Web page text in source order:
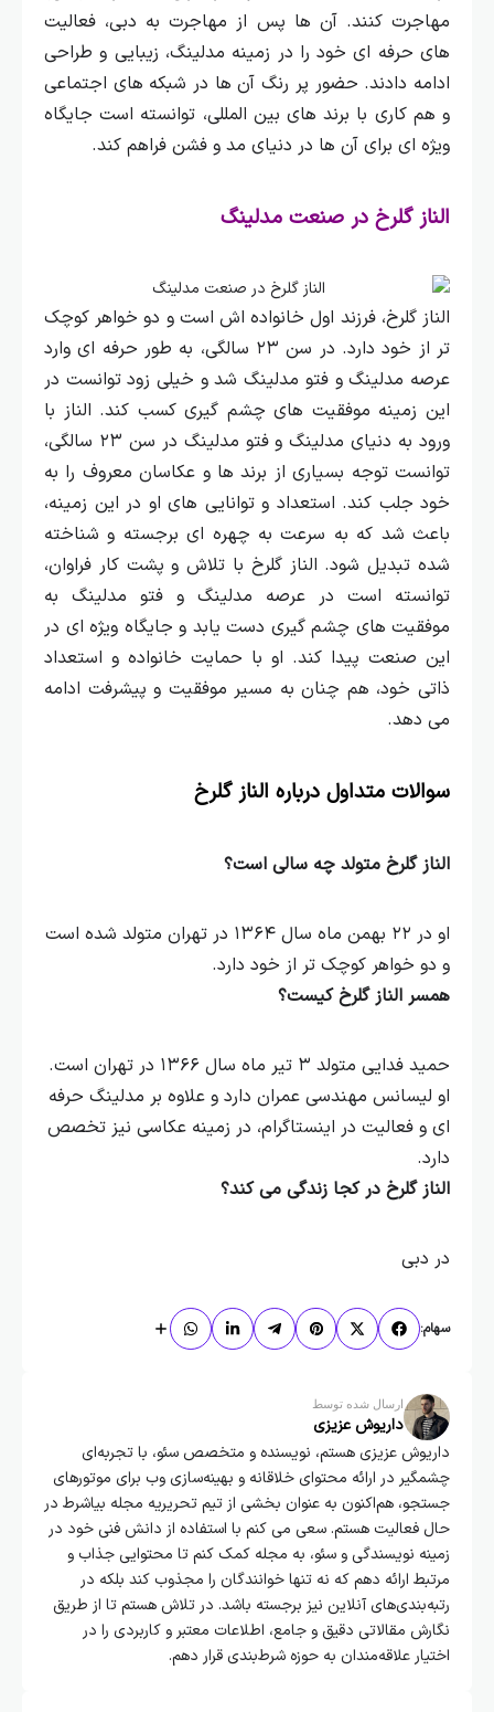
مهاجرت کنند.آن‌ ها پس از مهاجرت به دبی، فعالیت‌
های حرفه‌ ای خود را در زمینه مدلینگ، زیبایی و طراحی
ادامه دادند. حضور پر رنگ آن‌ ها در شبکه‌ های اجتماعی
و هم کاری با برند های بین‌ المللی، توانسته است جایگاه
ویژه‌ ای برای آن‌ ها در دنیای مد و فشن فراهم کند.
الناز گلرخ در صنعت مدلینگ
الناز گلرخ، فرزند اول خانواده‌ اش است و دو خواهر کوچک
تر از خود دارد. در سن ۲۳ سالگی، به طور حرفه‌ ای وارد
عرصه مدلینگ و فتو مدلینگ شد و خیلی زود توانست در
این زمینه موفقیت‌ های چشم گیری کسب کند. الناز با
ورود به دنیای مدلینگ و فتو مدلینگ در سن ۲۳ سالگی،
توانست توجه بسیاری از برند ها و عکاسان معروف را به
خود جلب کند. استعداد و توانایی‌ های او در این زمینه،
باعث شد که به سرعت به چهره‌ ای برجسته و شناخته‌
شده تبدیل شود. الناز گلرخ با تلاش و پشت کار فراوان،
توانسته است در عرصه مدلینگ و فتو مدلینگ به
موفقیت‌ های چشم گیری دست یابد و جایگاه ویژه‌ ای در
این صنعت پیدا کند. او با حمایت خانواده و استعداد
ذاتی خود، هم چنان به مسیر موفقیت و پیشرفت ادامه
می‌ دهد.
سوالات متداول درباره الناز گلرخ
الناز گلرخ متولد چه سالی است؟
او در ۲۲ بهمن ماه سال ۱۳۶۴ در تهران متولد شده است
و دو خواهر کوچک‌ تر از خود دارد.
همسر الناز گلرخ کیست؟
حمید فدایی متولد ۳ تیر ماه سال ۱۳۶۶ در تهران است.
او لیسانس مهندسی عمران دارد و علاوه بر مدلینگ حرفه‌
ای و فعالیت در اینستاگرام، در زمینه عکاسی نیز تخصص
دارد.
الناز گلرخ در کجا زندگی می کند؟
در دبی
سهام:
ارسال شده توسط
داریوش عزیزی
داریوش عزیزی هستم، نویسنده و متخصص سئو، با تجربه‌ای
چشمگیر در ارائه محتوای خلاقانه و بهینه‌سازی وب برای موتورهای
جستجو، هم‌اکنون به عنوان بخشی از تیم تحریریه مجله بیاشرط در
حال فعالیت هستم. سعی می کنم با استفاده از دانش فنی خود در
زمینه نویسندگی و سئو، به مجله کمک کنم تا محتوایی جذاب و
مرتبط ارائه دهم که نه تنها خوانندگان را مجذوب کند بلکه در
رتبه‌بندی‌های آنلاین نیز برجسته باشد. در تلاش هستم تا از طریق
نگارش مقالاتی دقیق و جامع، اطلاعات معتبر و کاربردی را در
اختیار علاقه‌مندان به حوزه شرط‌بندی قرار دهم.